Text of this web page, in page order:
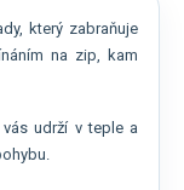
který zabraňuje
na zip, kam
udrží v teple a